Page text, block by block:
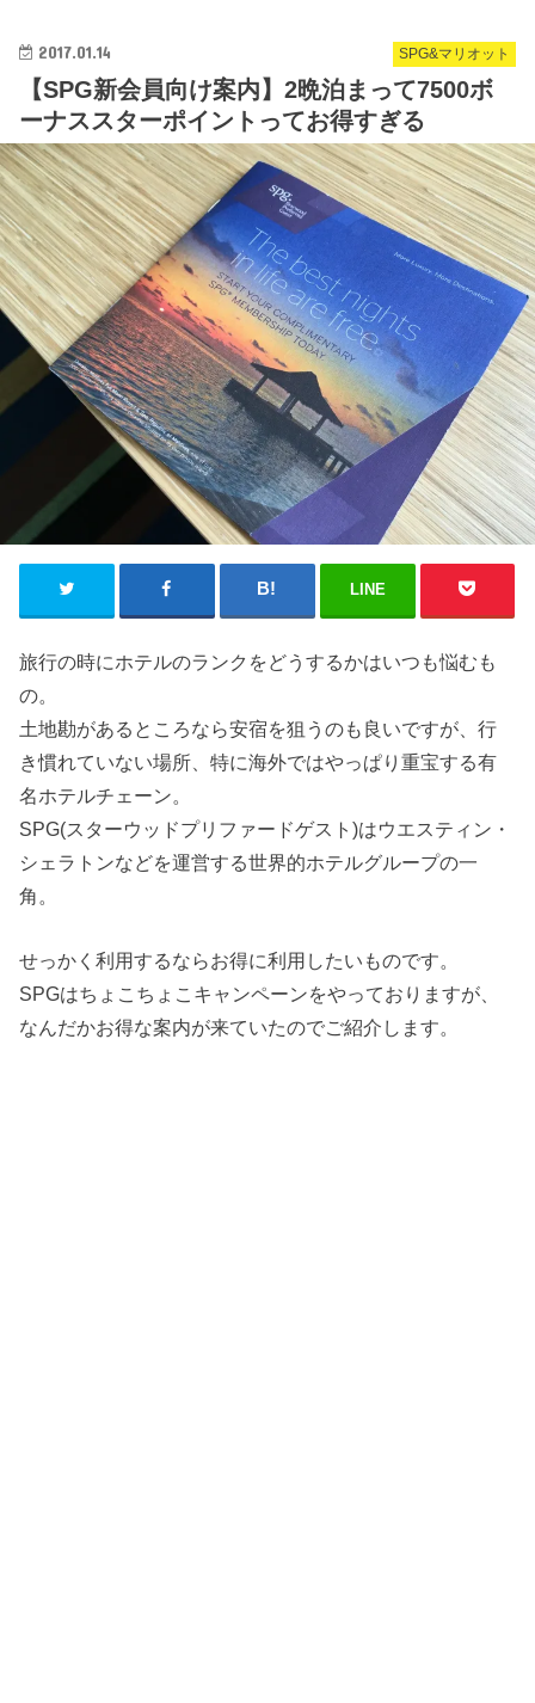
SPG&マリオット
2017.01.14
【SPG新会員向け案内】2晩泊まって7500ボ
ーナススターポイントってお得すぎる
LINE
旅行の時にホテルのランクをどうするかはいつも悩むも
の。
土地勘があるところなら安宿を狙うのも良いですが、行
き慣れていない場所、特に海外ではやっぱり重宝する有
名ホテルチェーン。
SPG(スターウッドプリファードゲスト)はウエスティン・
シェラトンなどを運営する世界的ホテルグループの一
角。
せっかく利用するならお得に利用したいものです。
SPGはちょこちょこキャンペーンをやっておりますが、
なんだかお得な案内が来ていたのでご紹介します。